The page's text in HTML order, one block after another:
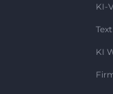
KI-
KI